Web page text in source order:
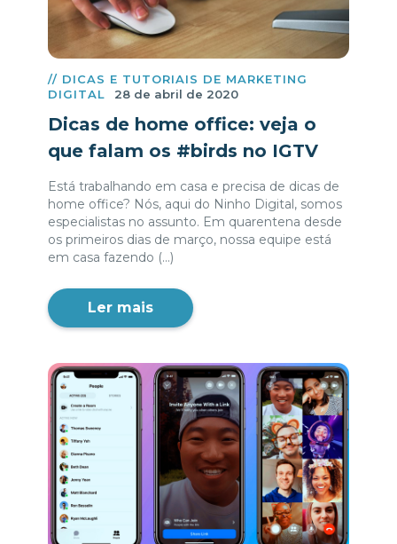
// DICAS E TUTORIAIS DE MARKETING
DIGITAL
28 de abril de 2020
Dicas de home office: veja o
que falam os #birds no IGTV
Está trabalhando em casa e precisa de dicas de
home office? Nós, aqui do Ninho Digital, somos
especialistas no assunto. Em quarentena desde
os primeiros dias de março, nossa equipe está
em casa fazendo (...)
Ler mais